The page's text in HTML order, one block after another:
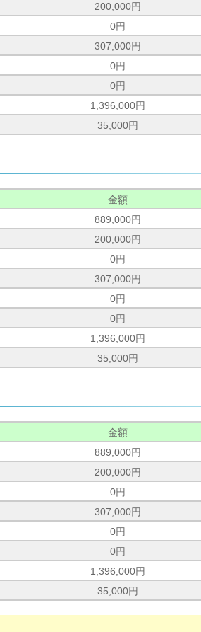
200,000円
0円
307,000円
0円
0円
1,396,000円
35,000円
金額
889,000円
200,000円
0円
307,000円
0円
0円
1,396,000円
35,000円
金額
889,000円
200,000円
0円
307,000円
0円
0円
1,396,000円
35,000円